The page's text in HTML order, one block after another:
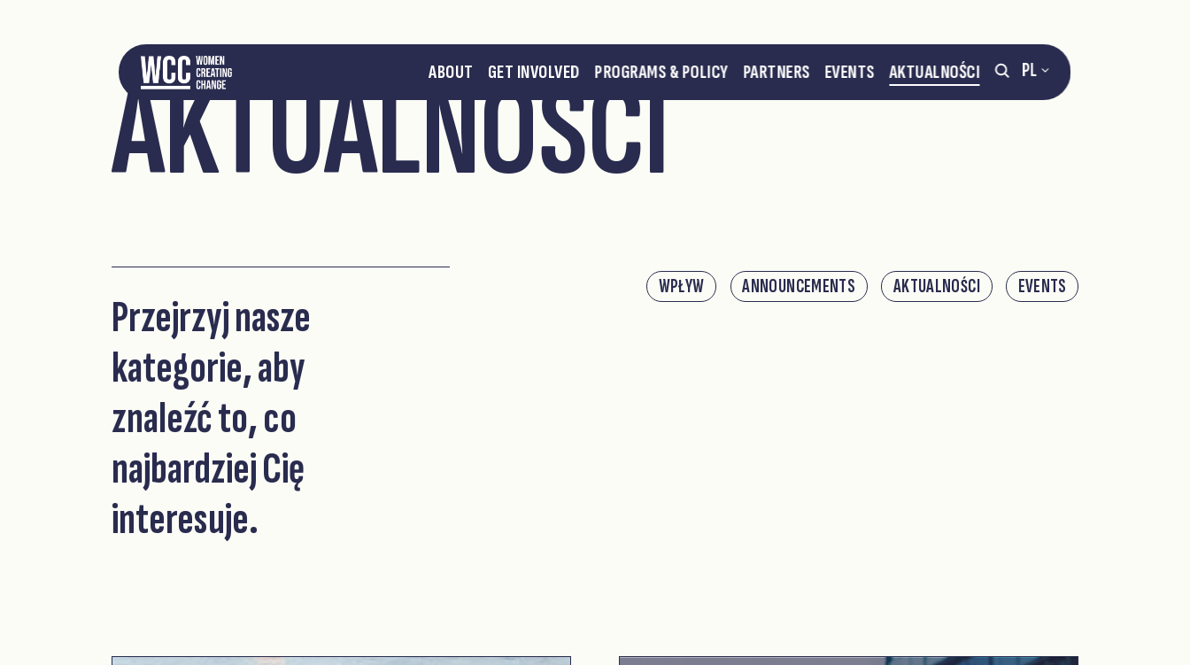
PL
ABOUT GET INVOLVED PROGRAMS & POLICY PARTNERS EVENTS AKTUALNOŚCI
AKTUALNOŚCI
Przejrzyj nasze
kategorie, aby
znaleźć to, co
najbardziej Cię
interesuje.
WPŁYW ANNOUNCEMENTS AKTUALNOŚCI EVENTS